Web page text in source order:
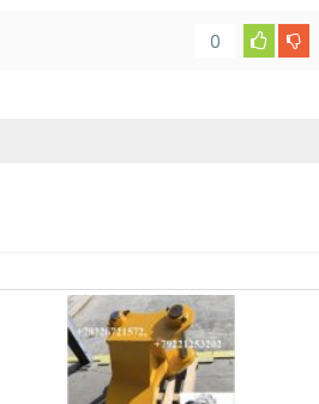
марки по доступной цене.
0